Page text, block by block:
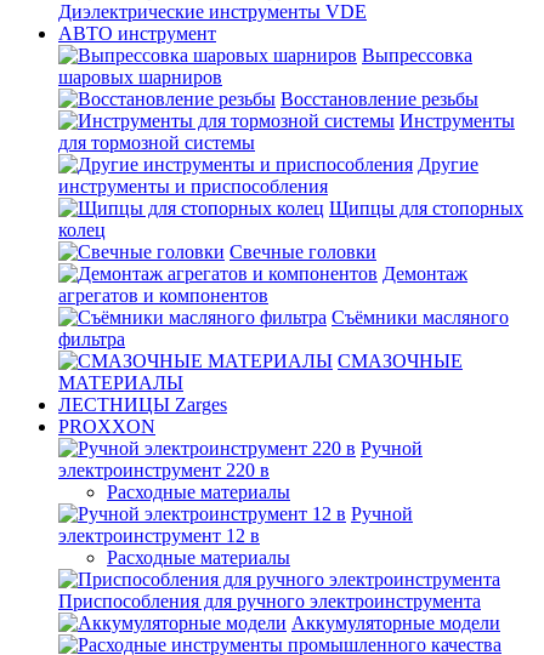
Диэлектрические инструменты VDE
АВТО инструмент
Выпрессовка
шаровых шарниров
Восстановление резьбы
Инструменты
для тормозной системы
Другие
инструменты и приспособления
Щипцы для стопорных
колец
Свечные головки
Демонтаж
агрегатов и компонентов
Съёмники масляного
фильтра
СМАЗОЧНЫЕ
МАТЕРИАЛЫ
ЛЕСТНИЦЫ Zarges
PROXXON
Ручной
электроинструмент 220 в
Расходные материалы
Ручной
электроинструмент 12 в
Расходные материалы
Приспособления для ручного электроинструмента
Аккумуляторные модели